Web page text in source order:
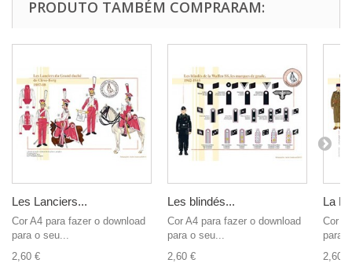
PRODUTO TAMBÉM COMPRARAM:
Les Lanciers...
Cor A4 para fazer o download
para o seu...
2,60 €
Les blindés...
Cor A4 para fazer o download
para o seu...
2,60 €
La
Cor
para
2,60 €